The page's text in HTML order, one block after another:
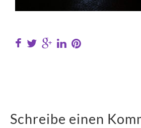
Schreibe einen